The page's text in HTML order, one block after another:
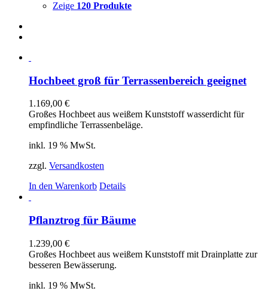
Zeige 120 Produkte
Hochbeet groß für Terrassenbereich geeignet
1.169,00 €
Großes Hochbeet aus weißem Kunststoff wasserdicht für
empfindliche Terrassenbeläge.
inkl. 19 % MwSt.
zzgl. Versandkosten
In den Warenkorb Details
Pflanztrog für Bäume
1.239,00 €
Großes Hochbeet aus weißem Kunststoff mit Drainplatte zur
besseren Bewässerung.
inkl. 19 % MwSt.